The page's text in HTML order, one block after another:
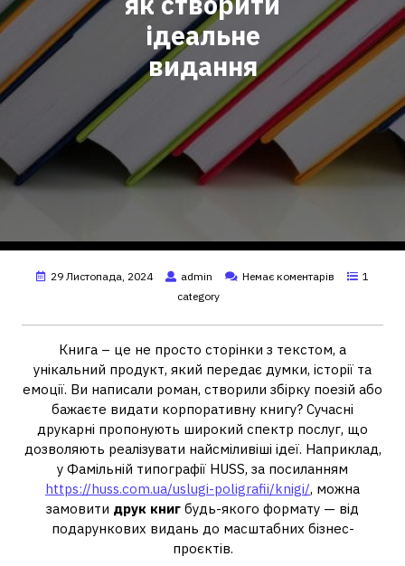
ідеальне
видання
29 Листопада, 2024 admin Немає коментарів
1
category
Книга – це не просто сторінки з текстом, а
унікальний продукт, який передає думки, історії та
емоції. Ви написали роман, створили збірку поезій або
бажаєте видати корпоративну книгу? Сучасні
друкарні пропонують широкий спектр послуг, що
дозволяють реалізувати найсміливіші ідеї. Наприклад,
у Фамільній типографії HUSS, за посиланням
https://huss.com.ua/uslugi-poligrafii/knigi/, можна
замовити друк книг будь-якого формату — від
подарункових видань до масштабних бізнес-
проєктів.